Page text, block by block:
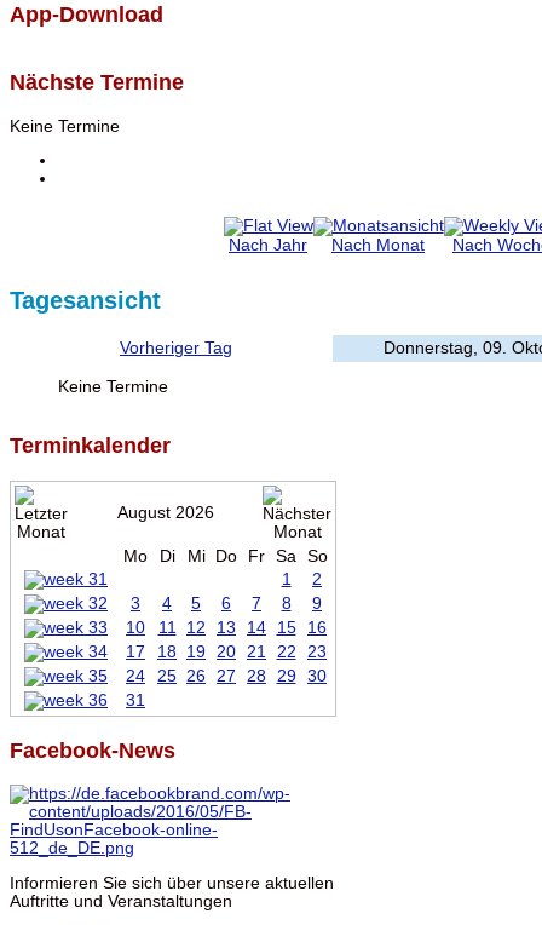
App-Download
Nächste Termine
Keine Termine
Nach Jahr Nach Monat Nach
Tagesansicht
Vorheriger Tag Donnerstag, 09.
Keine Termine
Terminkalender
August 2026
Mo Di Mi Do Fr Sa So
1
2
3
4 5 6 7 8
9
10
11 12 13 14 15
16
17
18 19 20 21 22
23
24
25 26 27 28 29
30
31
Facebook-News
Informieren Sie sich über unsere aktuellen
Auftritte und Veranstaltungen